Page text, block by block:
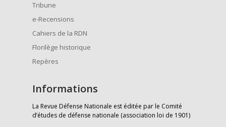
Tribune
e-Recensions
Cahiers de la RDN
Florilège historique
Repères
Informations
La Revue Défense Nationale est éditée par le Comité
d’études de défense nationale (association loi de 1901)